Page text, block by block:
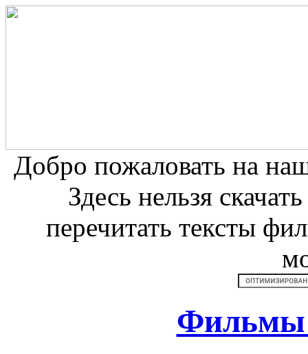
Добро пожаловать на
Здесь нельзя
перечитать тексты
Фильмы